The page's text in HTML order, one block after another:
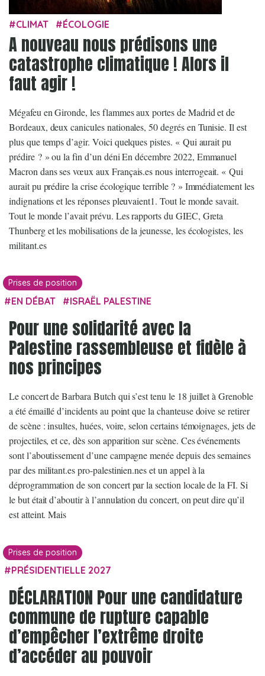
CLIMAT ÉCOLOGIE
A nouveau nous prédisons une
catastrophe climatique ! Alors il
faut agir !
Mégafeu en Gironde, les flammes aux portes de Madrid et de
Bordeaux, deux canicules nationales, 50 degrés en Tunisie. Il est
plus que temps d’agir. Voici quelques pistes. « Qui aurait pu
prédire ? » ou la fin d’un déni En décembre 2022, Emmanuel
Macron dans ses vœux aux Français.es nous interrogeait. « Qui
aurait pu prédire la crise écologique terrible ? » Immédiatement les
indignations et les réponses pleuvaient1. Tout le monde savait.
Tout le monde l’avait prévu. Les rapports du GIEC, Greta
Thunberg et les mobilisations de la jeunesse, les écologistes, les
militant.es
Prises de position
EN DÉBAT ISRAËL PALESTINE
Pour une solidarité avec la
Palestine rassembleuse et fidèle à
nos principes
Le concert de Barbara Butch qui s’est tenu le 18 juillet à Grenoble
a été émaillé d’incidents au point que la chanteuse doive se retirer
de scène : insultes, huées, voire, selon certains témoignages, jets de
projectiles, et ce, dès son apparition sur scène. Ces événements
sont l’aboutissement d’une campagne menée depuis des semaines
par des militant.es pro-palestinien.nes et un appel à la
déprogrammation de son concert par la section locale de la FI. Si
le but était d’aboutir à l’annulation du concert, on peut dire qu’il
est atteint. Mais
Prises de position
PRÉSIDENTIELLE 2027
DÉCLARATION Pour une candidature
commune de rupture capable
d’empêcher l’extrême droite
d’accéder au pouvoir